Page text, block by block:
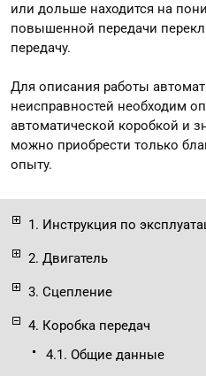
1. Инструкция по
2. Двигатель
3. Сцепление
4. Коробка передач
4.1. Общие данные
или дольше находится на
повышенной передачи
передачу.
Для описания работы
неисправностей необходим
автоматической коробкой и
можно приобрести только
опыту.